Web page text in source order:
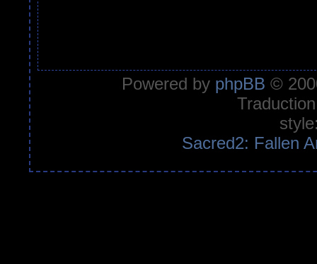
Powered by phpBB ©
Sacred2: Fallen